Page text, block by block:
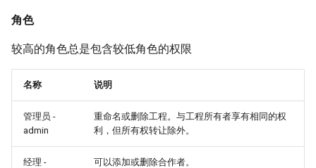
角色
较高的角色总是包含较低角色的权限
名称 说明
管理员 -
admin
重命名或删除工程。与工程所有者享有相同的权
利，但所有权转让除外。
经理 -
可以添加或删除合作者。